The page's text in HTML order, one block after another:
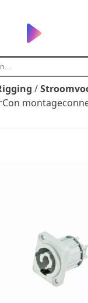
/